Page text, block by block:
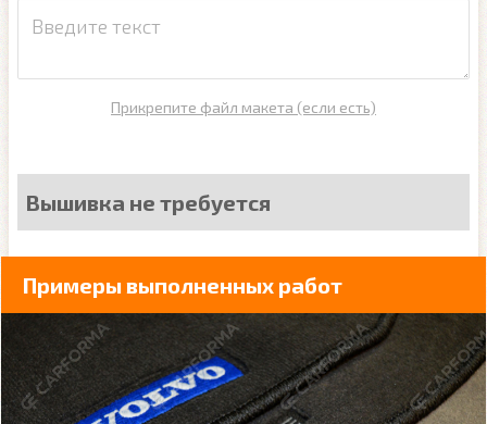
Прикрепите файл макета (если есть)
Вышивка не требуется
Примеры выполненных работ